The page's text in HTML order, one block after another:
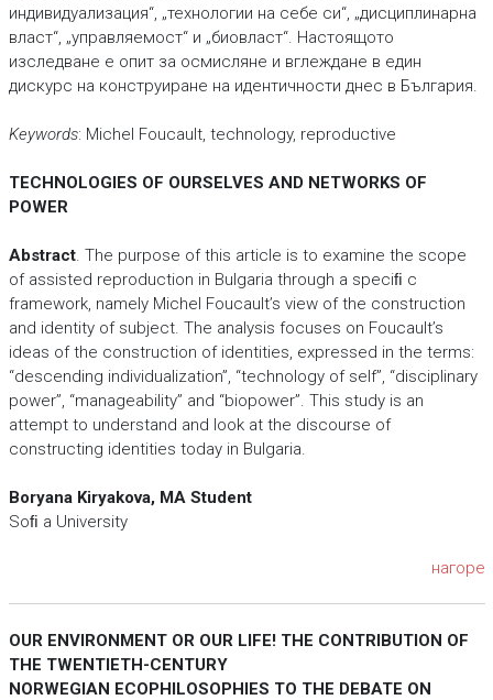
индивидуализация“, „технологии на себе си“, „дисциплинарна
власт“, „управляемост“ и „биовласт“. Настоящото
изследване е опит за осмисляне и вглеждане в един
дискурс на конструиране на идентичности днес в България.
Keywords: Michel Foucault, technology, reproductive
TECHNOLOGIES OF OURSELVES AND NETWORKS OF
POWER
Abstract. The purpose of this article is to examine the scope
of assisted reproduction in Bulgaria through a speciﬁ c
framework, namely Michel Foucault’s view of the construction
and identity of subject. The analysis focuses on Foucault’s
ideas of the construction of identities, expressed in the terms:
“descending individualization”, “technology of self”, “disciplinary
power”, “manageability” and “biopower”. This study is an
attempt to understand and look at the discourse of
constructing identities today in Bulgaria.
Boryana Kiryakova, MA Student
Soﬁ a University
нагоре
OUR ENVIRONMENT OR OUR LIFE! THE CONTRIBUTION OF
THE TWENTIETH-CENTURY
NORWEGIAN ECOPHILOSOPHIES TO THE DEBATE ON